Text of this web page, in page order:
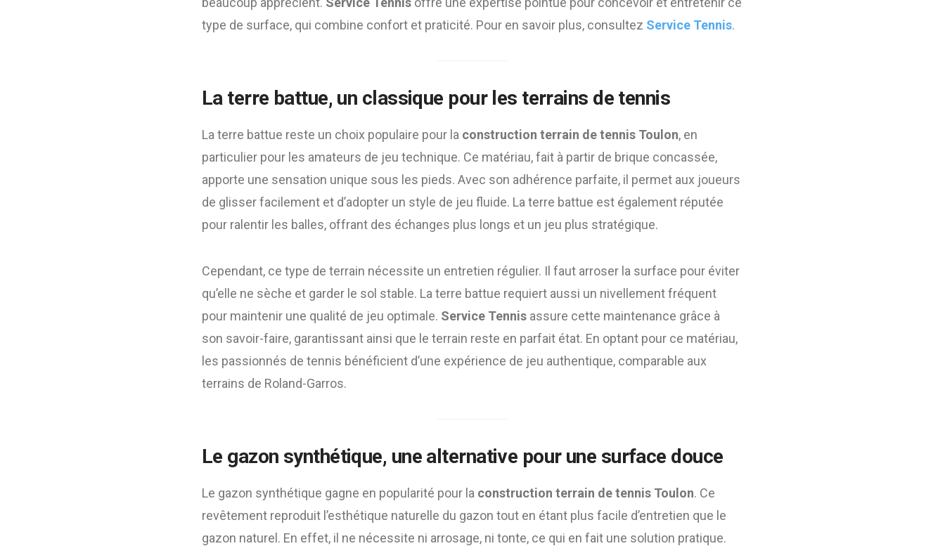
type de surface, qui combine confort et praticité. Pour en savoir plus, consultez Service Tennis.
La terre battue, un classique pour les terrains de tennis
La terre battue reste un choix populaire pour la construction terrain de tennis Toulon, en
particulier pour les amateurs de jeu technique. Ce matériau, fait à partir de brique concassée,
apporte une sensation unique sous les pieds. Avec son adhérence parfaite, il permet aux joueurs
de glisser facilement et d’adopter un style de jeu fluide. La terre battue est également réputée
pour ralentir les balles, offrant des échanges plus longs et un jeu plus stratégique.
Cependant, ce type de terrain nécessite un entretien régulier. Il faut arroser la surface pour éviter
qu’elle ne sèche et garder le sol stable. La terre battue requiert aussi un nivellement fréquent
pour maintenir une qualité de jeu optimale. Service Tennis assure cette maintenance grâce à
son savoir-faire, garantissant ainsi que le terrain reste en parfait état. En optant pour ce matériau,
les passionnés de tennis bénéficient d’une expérience de jeu authentique, comparable aux
terrains de Roland-Garros.
Le gazon synthétique, une alternative pour une surface douce
Le gazon synthétique gagne en popularité pour la construction terrain de tennis Toulon. Ce
revêtement reproduit l’esthétique naturelle du gazon tout en étant plus facile d’entretien que le
gazon naturel. En effet, il ne nécessite ni arrosage, ni tonte, ce qui en fait une solution pratique.